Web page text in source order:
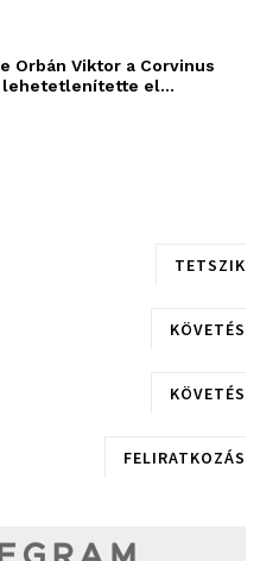
Orbán Viktor a Corvinus
el...
TETSZIK
KÖVETÉS
KÖVETÉS
FELIRATKOZÁS